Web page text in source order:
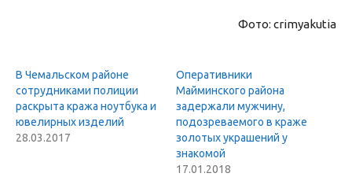
Фото: crimyakutia
В Чемальском районе
сотрудниками полиции
раскрыта кража ноутбука и
ювелирных изделий
28.03.2017
Оперативники
Майминского района
задержали мужчину,
подозреваемого в краже
золотых украшений у
знакомой
17.01.2018